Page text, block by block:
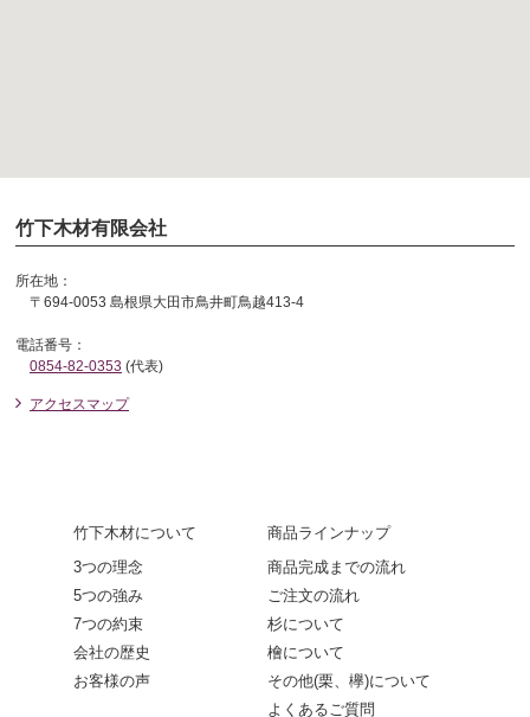
竹下木材有限会社
所在地：
〒694-0053 島根県大田市鳥井町鳥越413-4
電話番号：
0854-82-0353 (代表)
アクセスマップ
竹下木材について
3つの理念
5つの強み
7つの約束
会社の歴史
お客様の声
商品ラインナップ
商品完成までの流れ
ご注文の流れ
杉について
檜について
その他(栗、欅)について
よくあるご質問